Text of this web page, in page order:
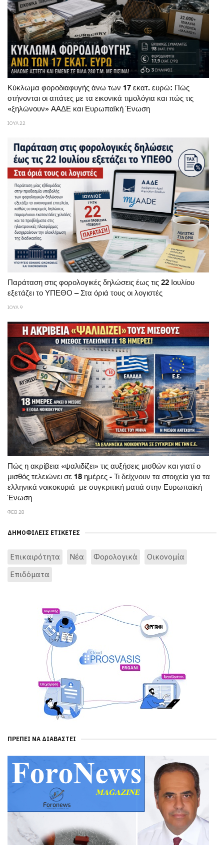
Κύκλωμα φοροδιαφυγής άνω των 17 εκατ. ευρώ: Πώς
στήνονται οι απάτες με τα εικονικά τιμολόγια και πώς τις
«ξηλώνουν» ΑΑΔΕ και Ευρωπαϊκή Ένωση
ΙΟΥΛ 22
Παράταση στις φορολογικές δηλώσεις έως τις 22 Ιουλίου
εξετάζει το ΥΠΕΘΟ – Στα όριά τους οι λογιστές
ΙΟΥΛ 9
Πώς η ακρίβεια «ψαλιδίζει» τις αυξήσεις μισθών και γιατί ο
μισθός τελειώνει σε 18 ημέρες - Τι δείχνουν τα στοιχεία για τα
ελληνικά νοικοκυριά με συγκριτική ματιά στην Ευρωπαϊκή
Ένωση
ΦΕΒ 28
ΔΗΜΟΦΙΛΕΊΣ ΕΤΙΚΈΤΕΣ
Επικαιρότητα Νέα Φορολογικά
Οικονομία
Επιδόματα
ΠΡΈΠΕΙ ΝΑ ΔΙΑΒΑΣΤΕΊ